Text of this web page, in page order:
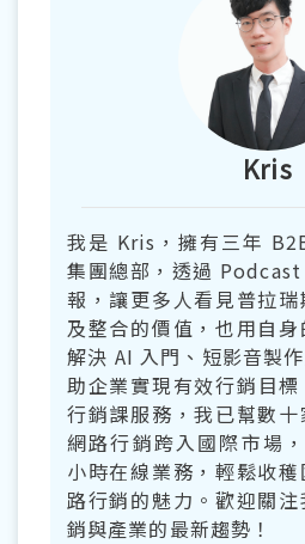
Kris
我是 Kris，擁有三年
集團總部，透過
報，讓更多人看見普拉
及整合的價值，也用自
解決 AI 入門、短影音製
助企業實現有效行銷目
行銷課服務，我已幫數
網路行銷跨入國際市場
小時在線業務，輕鬆收
路行銷的魅力。歡迎關
銷與產業的最新趨勢！